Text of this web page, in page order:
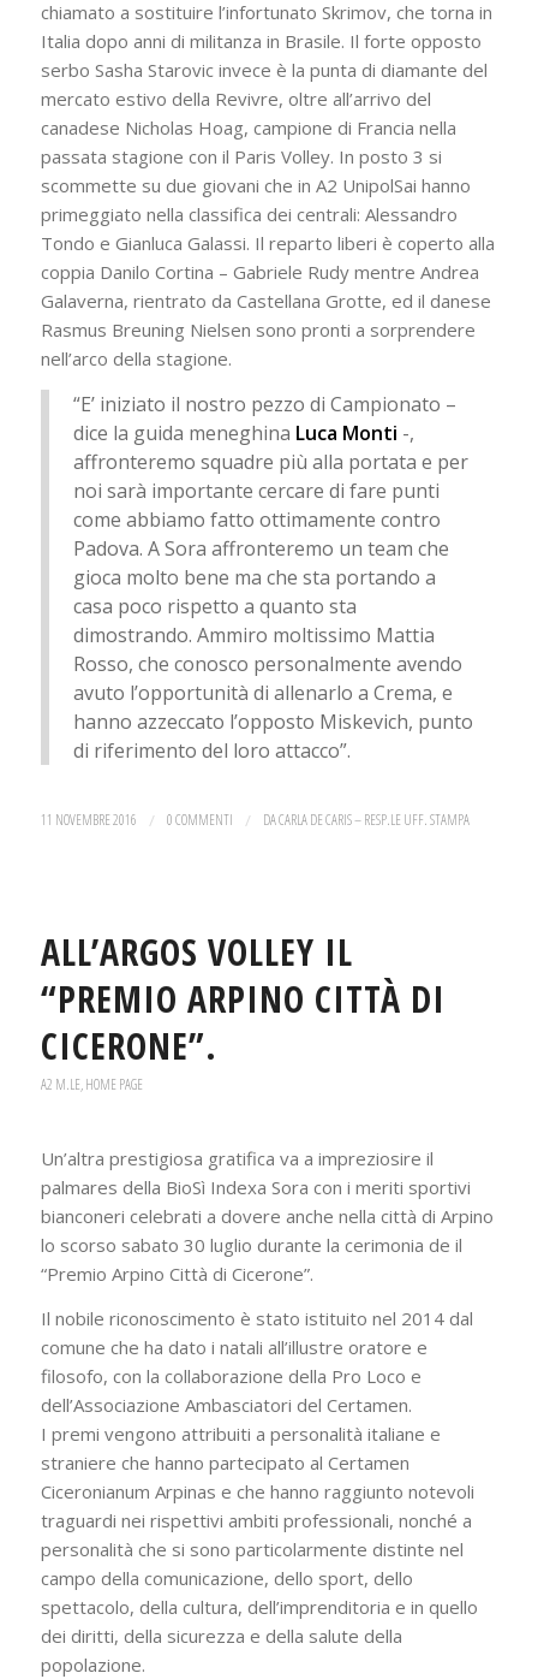
chiamato a sostituire l’infortunato Skrimov, che torna in
Italia dopo anni di militanza in Brasile. Il forte opposto
serbo Sasha Starovic invece è la punta di diamante del
mercato estivo della Revivre, oltre all’arrivo del
canadese Nicholas Hoag, campione di Francia nella
passata stagione con il Paris Volley. In posto 3 si
scommette su due giovani che in A2 UnipolSai hanno
primeggiato nella classifica dei centrali: Alessandro
Tondo e Gianluca Galassi. Il reparto liberi è coperto alla
coppia Danilo Cortina – Gabriele Rudy mentre Andrea
Galaverna, rientrato da Castellana Grotte, ed il danese
Rasmus Breuning Nielsen sono pronti a sorprendere
nell’arco della stagione.
“E’ iniziato il nostro pezzo di Campionato –
dice la guida meneghina Luca Monti -,
affronteremo squadre più alla portata e per
noi sarà importante cercare di fare punti
come abbiamo fatto ottimamente contro
Padova. A Sora affronteremo un team che
gioca molto bene ma che sta portando a
casa poco rispetto a quanto sta
dimostrando. Ammiro moltissimo Mattia
Rosso, che conosco personalmente avendo
avuto l’opportunità di allenarlo a Crema, e
hanno azzeccato l’opposto Miskevich, punto
di riferimento del loro attacco”.
11 NOVEMBRE 2016 / 0 COMMENTI / DACARLA DE CARIS – RESP.LE UFF. STAMPA
ALL’ARGOS VOLLEY IL
“PREMIO ARPINO CITTÀ DI
CICERONE”.
A2 M.LE,HOME PAGE
Un’altra prestigiosa gratifica va a impreziosire il
palmares della BioSì Indexa Sora con i meriti sportivi
bianconeri celebrati a dovere anche nella città di Arpino
lo scorso sabato 30 luglio durante la cerimonia de il
“Premio Arpino Città di Cicerone”.
Il nobile riconoscimento è stato istituito nel 2014 dal
comune che ha dato i natali all’illustre oratore e
filosofo, con la collaborazione della Pro Loco e
dell’Associazione Ambasciatori del Certamen.
I premi vengono attribuiti a personalità italiane e
straniere che hanno partecipato al Certamen
Ciceronianum Arpinas e che hanno raggiunto notevoli
traguardi nei rispettivi ambiti professionali, nonché a
personalità che si sono particolarmente distinte nel
campo della comunicazione, dello sport, dello
spettacolo, della cultura, dell’imprenditoria e in quello
dei diritti, della sicurezza e della salute della
popolazione.